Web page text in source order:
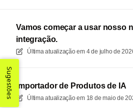
Vamos começar a usar nosso
integração.
Última atualização em 4 de julho de
Importador de Produtos de IA
Última atualização em 18 de maio de
Sugestões